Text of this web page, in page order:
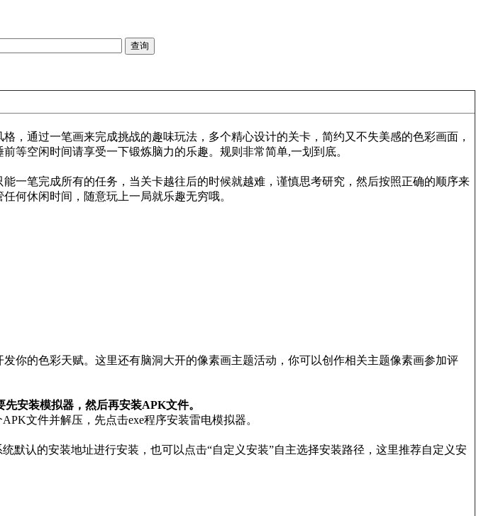
通过一笔画来完成挑战的趣味玩法，多个精心设计的关卡，简约又不失美感的色彩画面，
等空闲时间请享受一下锻炼脑力的乐趣。规则非常简单,一划到底。
一笔完成所有的任务，当关卡越往后的时候就越难，谨慎思考研究，然后按照正确的顺序来
何休闲时间，随意玩上一局就乐趣无穷哦。
你的色彩天赋。这里还有脑洞大开的像素画主题活动，你可以创作相关主题像素画参加评
安装模拟器，然后再安装APK文件。
文件并解压，先点击exe程序安装雷电模拟器。
默认的安装地址进行安装，也可以点击“自定义安装”自主选择安装路径，这里推荐自定义安